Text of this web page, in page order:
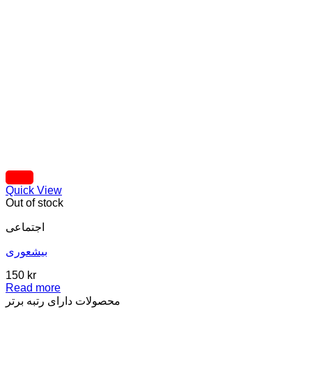
Quick View
Out of stock
اجتماعی
بیشعوری
150 kr
Read more
محصولات دارای رتبه برتر